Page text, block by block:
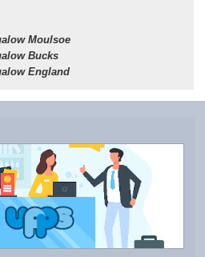
Moulsoe
Bucks
England